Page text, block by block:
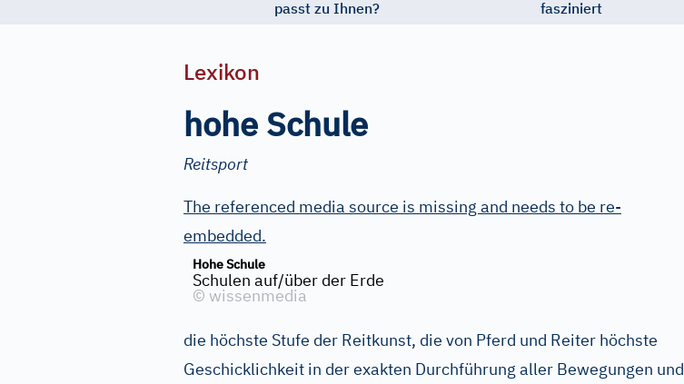
passt zu Ihnen?
fasziniert
Lexikon
hohe Schule
Reitsport
The referenced media source is missing and needs to be re-
embedded.
Hohe Schule
Schulen auf/über der Erde
© wissenmedia
die höchste Stufe der Reitkunst, die von Pferd und Reiter höchste
Geschicklichkeit in der exakten Durchführung aller Bewegungen und